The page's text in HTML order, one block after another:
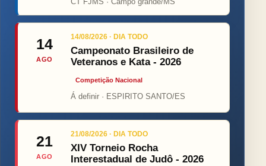
14
AGO
14/08/2026 · DIA TODO
Campeonato Brasileiro de
Veteranos e Kata - 2026
Competição Nacional
Á definir · ESPIRITO SANTO/ES
21
AGO
21/08/2026 · DIA TODO
XIV Torneio Rocha
Interestadual de Judô - 2026